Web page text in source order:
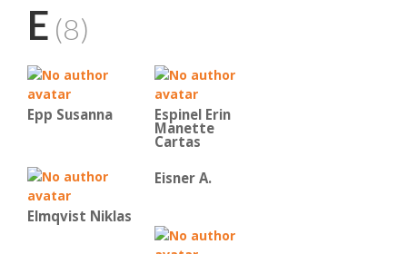
E (8)
Epp Susanna Espinel Erin
Manette
Cartas
Elmqvist Niklas
Eisner A.